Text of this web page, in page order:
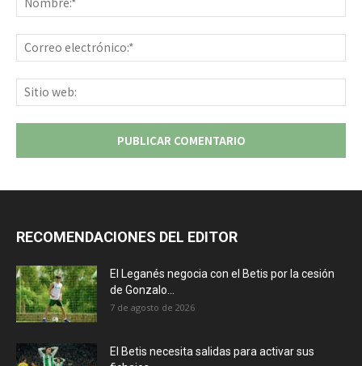
RECOMENDACIONES DEL EDITOR
El Leganés negocia con el Betis por la cesión
de Gonzalo...
7 de agosto de 2026
El Betis necesita salidas para activar sus